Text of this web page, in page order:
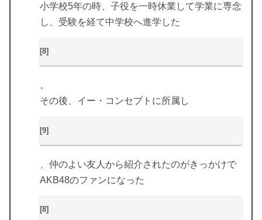
小学校5年の時、子役を一時休業して学業に専念
し、受験を経て中学校へ進学した
[8]
。
その後、イー・コンセプトに所属し
[9]
、仲のよい友人から紹介されたのがきっかけで
AKB48のファンになった
[8]